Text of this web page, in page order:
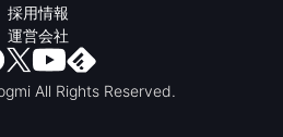
採用情報
運営会社
All Rights Reserved.